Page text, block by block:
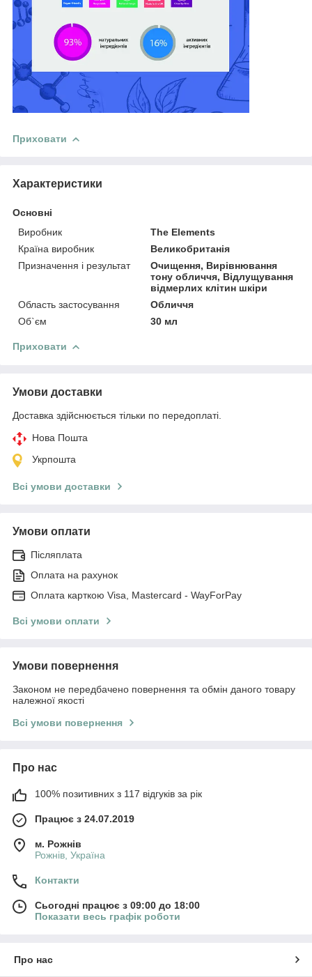
Приховати
Характеристики
Основні
Виробник
The Elements
Країна виробник
Великобританія
Призначення і результат
Очищення, Вирівнювання
тону обличчя, Відлущування
відмерлих клітин шкіри
Область застосування
Обличчя
Об`єм
30 мл
Приховати
Умови доставки
Доставка здійснюється тільки по передоплаті.
Нова Пошта
Укрпошта
Всі умови доставки
Умови оплати
Післяплата
Оплата на рахунок
Оплата карткою Visa, Mastercard - WayForPay
Всі умови оплати
Умови повернення
Законом не передбачено повернення та обмін даного товару
належної якості
Всі умови повернення
Про нас
100% позитивних з 117 відгуків за рік
Працює з 24.07.2019
м. Рожнів
Рожнів, Україна
Контакти
Сьогодні працює з 09:00 до 18:00
Показати весь графік роботи
Про нас